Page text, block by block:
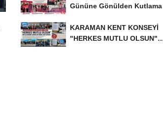
Gününe Gönülden Kutlama
KARAMAN KENT KONSEYİ
"HERKES MUTLU OLSUN"